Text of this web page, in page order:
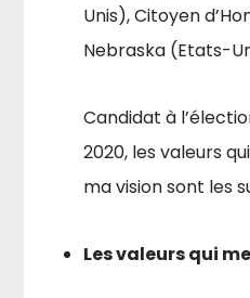
Unis), Citoyen
Nebraska (Etats-
Candidat à
2020, les valeurs
ma vision sont les
Les valeurs qui